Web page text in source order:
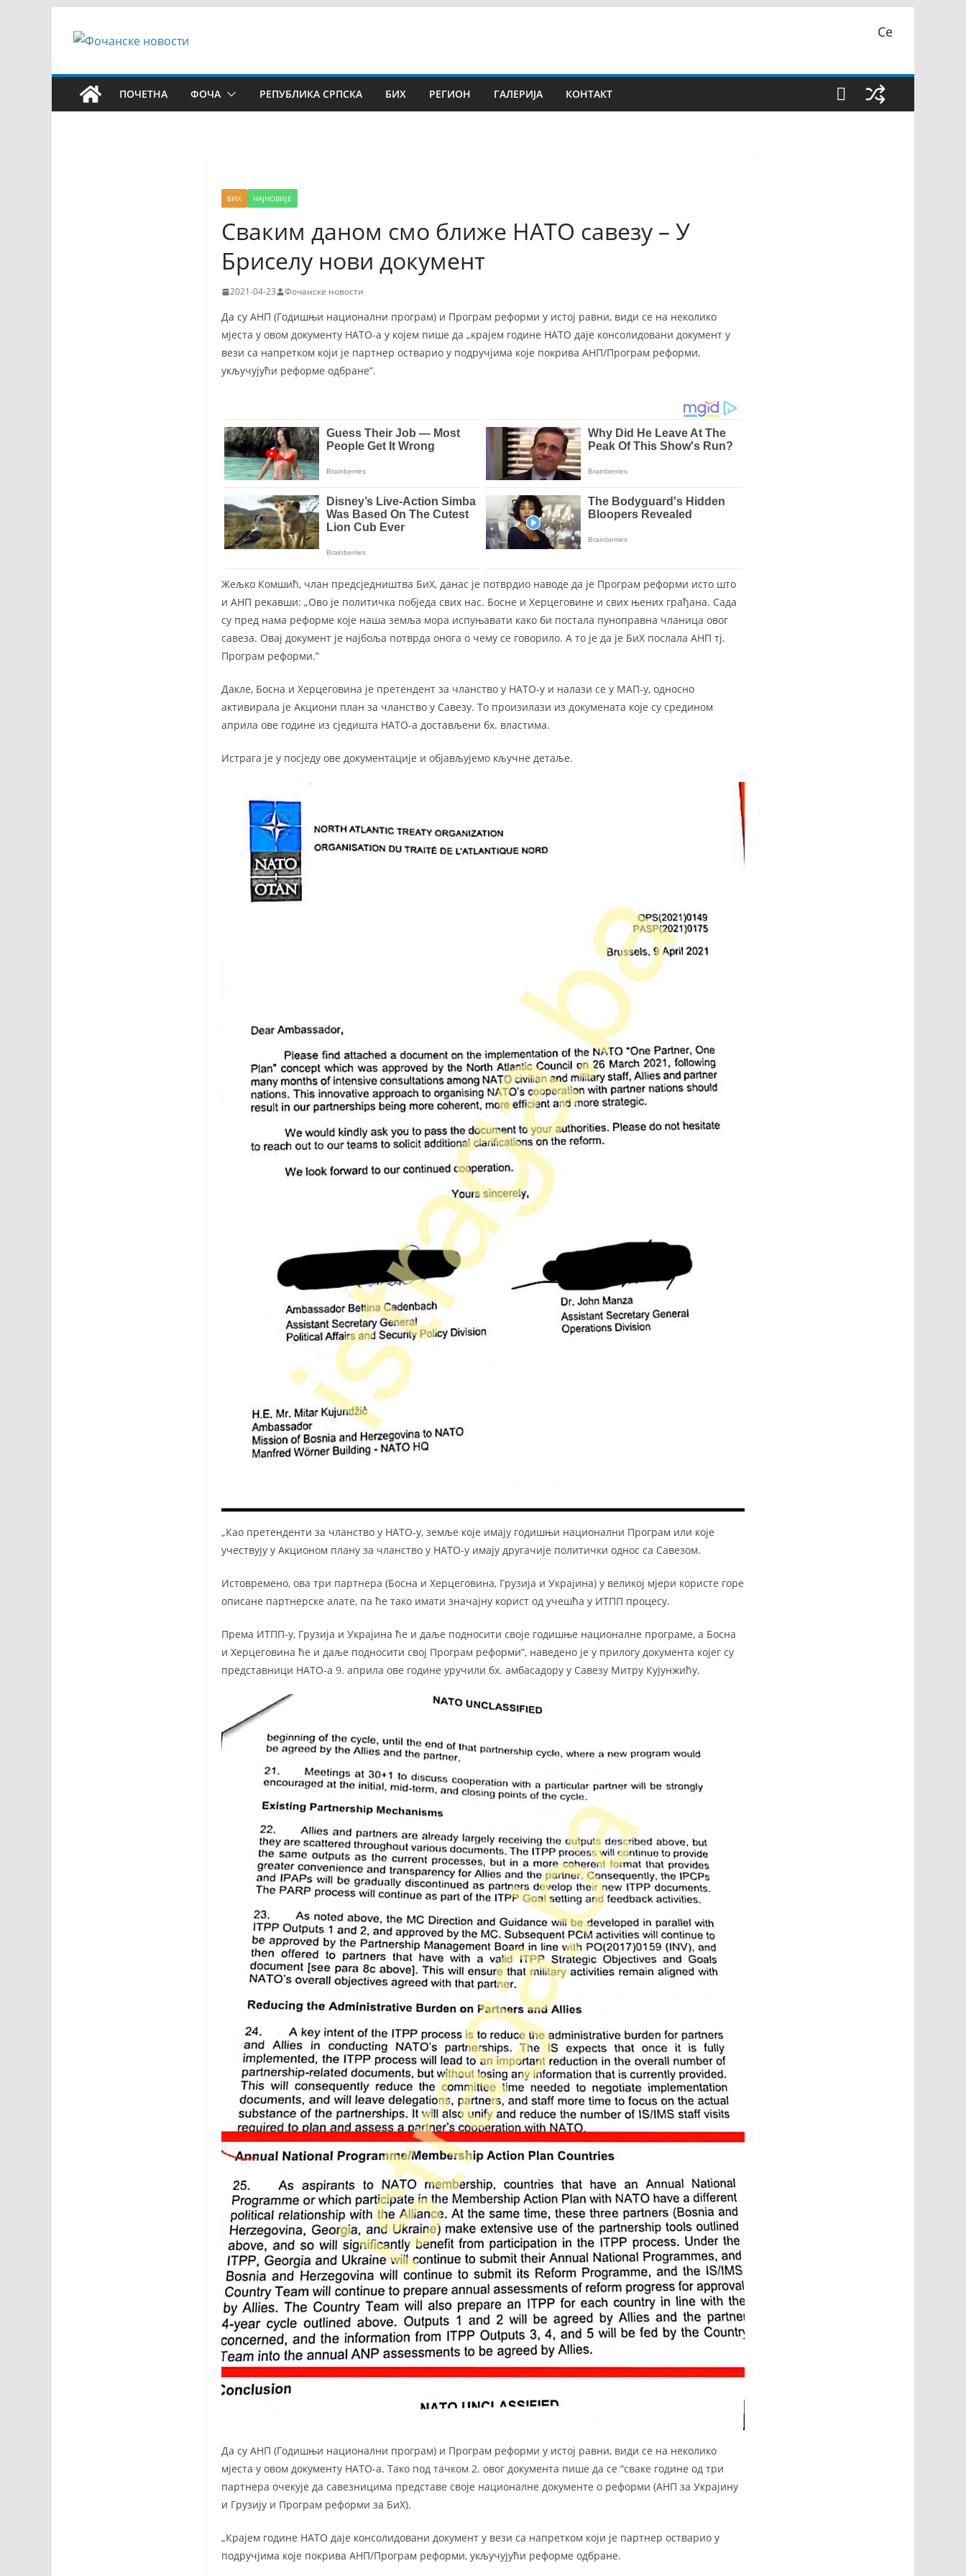
Се
ПОЧЕТНА ФОЧА РЕПУБЛИКА СРПСКА БИХ РЕГИОН ГАЛЕРИЈА КОНТАКТ
БИХ НАЈНОВИЈЕ
Сваким даном смо ближе НАТО савезу – У
Бриселу нови документ
2021-04-23 Фочанске новости
Да су АНП (Годишњи национални програм) и Програм реформи у истој равни, види се на неколико
мјеста у овом документу НАТО-а у којем пише да „крајем године НАТО даје консолидовани документ у
вези са напретком који је партнер остварио у подручјима које покрива АНП/Програм реформи,
укључујући реформе одбране”.
Жељко Комшић, члан предсједништва БиХ, данас је потврдио наводе да је Програм реформи исто што
и АНП рекавши: „Ово је политичка побједа свих нас. Босне и Херцеговине и свих њених грађана. Сада
су пред нама реформе које наша земља мора испуњавати како би постала пуноправна чланица овог
савеза. Овај документ је најбоља потврда онога о чему се говорило. А то је да је БиХ послала АНП тј.
Програм реформи.”
Дакле, Босна и Херцеговина је претендент за чланство у НАТО-у и налази се у МАП-у, односно
активирала је Акциони план за чланство у Савезу. То произилази из докумената које су средином
априла ове године из сједишта НАТО-а достављени бх. властима.
Истрага је у посједу ове документације и објављујемо кључне детаље.
„Као претенденти за чланство у НАТО-у, земље које имају годишњи национални Програм или које
учествују у Акционом плану за чланство у НАТО-у имају другачије политички однос са Савезом.
Истовремено, ова три партнера (Босна и Херцеговина, Грузија и Украјина) у великој мјери користе горе
описане партнерске алате, па ће тако имати значајну корист од учешћа у ИТПП процесу.
Према ИТПП-у, Грузија и Украјина ће и даље подносити своје годишње националне програме, а Босна
и Херцеговина ће и даље подносити свој Програм реформи”, наведено је у прилогу документа којег су
представници НАТО-а 9. априла ове године уручили бх. амбасадору у Савезу Митру Кујунжићу.
Да су АНП (Годишњи национални програм) и Програм реформи у истој равни, види се на неколико
мјеста у овом документу НАТО-а. Тако под тачком 2. овог документа пише да се “сваке године од три
партнера очекује да савезницима представе своје националне документе о реформи (АНП за Украјину
и Грузију и Програм реформи за БиХ).
„Крајем године НАТО даје консолидовани документ у вези са напретком који је партнер остварио у
подручјима које покрива АНП/Програм реформи, укључујући реформе одбране.